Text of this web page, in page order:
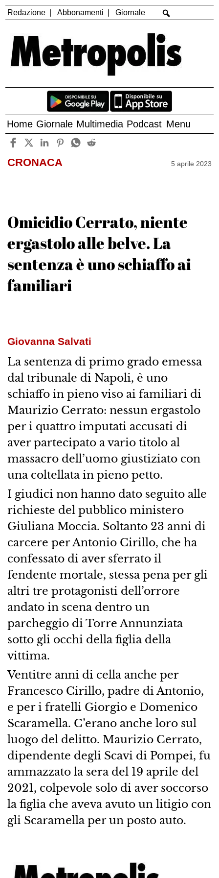
Redazione Abbonamenti Giornale
Home Giornale Multimedia Podcast Menu
CRONACA 5 aprile 2023
Omicidio Cerrato, niente
ergastolo alle belve. La
sentenza è uno schiaffo ai
familiari
Giovanna Salvati
La sentenza di primo grado emessa
dal tribunale di Napoli, è uno
schiaffo in pieno viso ai familiari di
Maurizio Cerrato: nessun ergastolo
per i quattro imputati accusati di
aver partecipato a vario titolo al
massacro dell’uomo giustiziato con
una coltellata in pieno petto.
I giudici non hanno dato seguito alle
richieste del pubblico ministero
Giuliana Moccia. Soltanto 23 anni di
carcere per Antonio Cirillo, che ha
confessato di aver sferrato il
fendente mortale, stessa pena per gli
altri tre protagonisti dell’orrore
andato in scena dentro un
parcheggio di Torre Annunziata
sotto gli occhi della figlia della
vittima.
Ventitre anni di cella anche per
Francesco Cirillo, padre di Antonio,
e per i fratelli Giorgio e Domenico
Scaramella. C’erano anche loro sul
luogo del delitto. Maurizio Cerrato,
dipendente degli Scavi di Pompei, fu
ammazzato la sera del 19 aprile del
2021, colpevole solo di aver soccorso
la figlia che aveva avuto un litigio con
gli Scaramella per un posto auto.